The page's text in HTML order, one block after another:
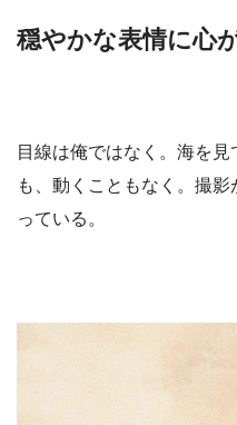
穏やかな表情に心
目線は俺ではなく。海を
も、動くこともなく。撮
っている。